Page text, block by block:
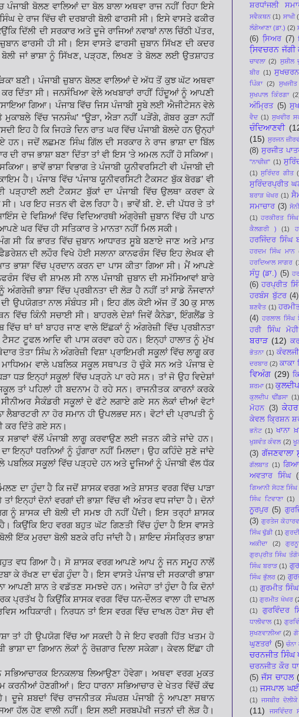
ਪੰਜਾਬੀ ਬੋਲਣ ਵਾਲਿਆਂ ਦਾ ਬੋਲ ਬਾਲਾ ਅਥਵਾ ਰਾਜ ਨਹੀਂ ਰਿਹਾ ਇਸੇ
ਦੇ ਰਾਜ ਵਿੱਚ ਵੀ ਦਰਬਾਰੀ ਬੋਲੀ ਫਾਰਸੀ ਸੀ। ਇਸੇ ਵਾਸਤੇ ਫਕੀਰ
ਦਿੱਲੀ ਦੀ ਸਰਕਾਰ ਅਤੇ ਦੂਜੇ ਰਾਜਿਆਂ ਨਵਾਬਾਂ ਨਾਲ ਚਿੱਠੀ ਪੱਤਰ,
ਫਾਰਸੀ ਹੀ ਸੀ। ਇਸ ਵਾਸਤੇ ਫਾਰਸੀ ਜ਼ੁਬਾਨ ਸਿੱਖਣ ਦੀ ਕਦਰ
ਜਾਂ ਭਾਸ਼ਾ ਨੂੰ ਸਿੱਖਣ, ਪੜ੍ਹਣ, ਲਿਖਣ ਤੇ ਬੋਲਣ ਲਈ ਉਤਸ਼ਾਹਤ
ਬਣੀ। ਪੰਜਾਬੀ ਜ਼ੁਬਾਨ ਬੋਲਣ ਵਾਲਿਆਂ ਦੇ ਅੱਧ ਤੋਂ ਕੁਝ ਘੱਟ ਅਥਵਾ
ਦਿੱਤਾ ਸੀ। ਜਨਸੰਖਿਆ ਵੇਲੇ ਅਖਬਾਰਾਂ ਰਾਹੀਂ ਹਿੰਦੂਆਂ ਨੂੰ ਆਪਣੀ
ਗਿਆ। ਪੰਜਾਬ ਵਿੱਚ ਜਿਸ ਪੰਜਾਬੀ ਸੂਬੇ ਲਈ ਐਜੀਟੇਸਨ ਵੇਲੇ
ਵਿੱਚ ‘ਜਨਸੰਘ’ “ਊੜਾ, ਐੜਾ ਨਹੀਂ ਪੜੇਂਗੇ, ਗੋਬਰ ਕੂੜਾ ਨਹੀਂ
ਇਹ ਹੈ ਕਿ ਜਿਹੜੇ ਦਿਨ ਰਾਤ ਘਰ ਵਿੱਚ ਪੰਜਾਬੀ ਬੋਲਦੇ ਹਨ ਉਨ੍ਹਾਂ
ਜਦੋਂ ਲਛਮਣ ਸਿੰਘ ਗਿੱਲ ਦੀ ਸਰਕਾਰ ਨੇ ਰਾਜ ਭਾਸ਼ਾ ਦਾ ਬਿੱਲ
ਦੀ ਰਾਜ ਭਾਸ਼ਾ ਬਣਾ ਦਿੱਤਾ ਤਾਂ ਵੀ ਇਸ ‘ਤੇ ਅਮਲ ਨਹੀਂ ਹੋ ਸਕਿਆ।
ਭਾਵੇਂ ਭਾਸ਼ਾ ਵਿਭਾਗ ਤੇ ਪੰਜਾਬੀ ਯੂਨੀਵਰਸਿਟੀ ਵੀ ਪੰਜਾਬੀ ਦੀ
ਹੈ। ਪੰਜਾਬ ਵਿੱਚ ‘ਪੰਜਾਬ ਯੂਨੀਵਰਸਿਟੀ ਟੈਕਸਟ ਬੁੱਕ ਬੋਰਡ’ ਵੀ
ਪੜ੍ਹਾਈ ਲਈ ਟੈਕਸਟ ਬੁੱਕਾਂ ਦਾ ਪੰਜਾਬੀ ਵਿੱਚ ਉਲਥਾ ਕਰਵਾ ਕੇ
ਪਰ ਇਹ ਜਤਨ ਵੀ ਫੇਲ ਰਿਹਾ ਹੈ। ਭਾਵੇਂ ਬੀ. ਏ. ਦੀ ਪੱਧਰ ਤੇ ਤਾਂ
ਦੇ ਵਿਸ਼ਿਆਂ ਵਿੱਚ ਵਿਦਿਆਰਥੀ ਅੰਗ੍ਰੇਜ਼ੀ ਜ਼ੁਬਾਨ ਵਿੱਚ ਹੀ ਪਾਠ
ਘਰ ਵਿੱਚ ਹੀ ਸਤਿਕਾਰ ਤੇ ਮਾਨਤਾ ਨਹੀਂ ਮਿਲ ਸਕੀ।
ਸੀ ਕਿ ਭਾਰਤ ਵਿੱਚ ਜ਼ੁਬਾਨ ਆਧਾਰਤ ਸੂਬੇ ਬਣਾਏ ਜਾਣ ਅਤੇ ਮਾਤ
ਦੀ ਲਹੌਰ ਵਿਖੇ ਹੋਈ ਸਲਾਨਾ ਕਾਨਫਰੰਸ ਵਿੱਚ ਇਹ ਲੇਖਕ ਵੀ
ਭਾਸ਼ਾ ਵਿੱਚ ਪ੍ਰਦਾਨ ਕਰਨ ਦਾ ਪਾਸ ਕੀਤਾ ਗਿਆ ਸੀ। ਮੈਂ ਆਪਣੇ
ਵਿੱਚ ਵੀ ਸ਼ਾਮਲ ਸੀ ਨਾਲ ਪੰਜਾਬੀ ਜ਼ੁਬਾਨ ਦੀ ਸਮੱਸਿਆਵਾਂ ਬਾਰੇ
ਭਾਸ਼ਾ ਵਿੱਚ ਪ੍ਰਬੀਨਤਾ ਦੀ ਲੋੜ ਹੈ ਨਹੀਂ ਤਾਂ ਸਾਡੇ ਨੌਜਵਾਨਾਂ
ਉਪਯੋਗਤਾ ਨਾਲ ਸੰਬੰਧਤ ਸੀ। ਇਹ ਗੱਲ ਕੋਈ ਅੱਜ ਤੋਂ 30 ਕੁ ਸਾਲ
ਵਿੱਚ ਕਿੰਨੀ ਸਚਾਈ ਸੀ। ਬਾਹਰਲੇ ਦੇਸ਼ਾਂ ਜਿਵੇਂ ਕੈਨੇਡਾ, ਇੰਗਲੈਂਡ ਤੇ
ਥਾਂ ਥਾਂ ਬਾਹਰ ਜਾਣ ਵਾਲੇ ਇੱਛਕਾਂ ਨੂੰ ਅੰਗਰੇਜ਼ੀ ਵਿੱਚ ਪ੍ਰਬੀਨਤਾ
ਟੂਫਲ ਆਦਿ ਵੀ ਪਾਸ ਕਰਵਾ ਰਹੇ ਹਨ। ਇਨ੍ਹਾਂ ਹਾਲਾਤ ਨੂੰ ਮੁੱਖ
ਤੋਤਾ ਸਿੰਘ ਨੇ ਅੰਗਰੇਜ਼ੀ ਵਿਸ਼ਾ ਪ੍ਰਾਇਮਰੀ ਸਕੂਲਾਂ ਵਿੱਚ ਲਾਗੂ ਕਰ
ਵਾਲੇ ਪਬਲਿਕ ਸਕੂਲ ਸਥਾਪਤ ਹੋ ਚੁੱਕੇ ਸਨ ਅਤੇ ਪੰਜਾਬ ਦੇ
ਧੜ ਇਨ੍ਹਾਂ ਸਕੂਲਾਂ ਵਿੱਚ ਪੜ੍ਹਨੇ ਪਾ ਰਹੇ ਸਨ। ਤਾਂ ਜੋ ਉਹ ਵਿਦੇਸ਼ਾਂ
ਤਾਂ ਪਹਿਲਾਂ ਹੀ ਬਦਨਾਮ ਹੋ ਰਹੇ ਸਨ। ਰਾਜਨੀਤਕ ਕਾਰਨਾਂ ਕਰਕੇ
ਸੈਕੰਡਰੀ ਸਕੂਲਾਂ ਦੇ ਫੱਟੇ ਲਗਾਏ ਗਏ ਸਨ ਲੋਕਾਂ ਦੀਆਂ ਵੋਟਾਂ
ਲੈਬਾਰਟਰੀ ਨਾ ਹੋਰ ਸਮਾਨ ਹੀ ਉਪਲਭਦ ਸਨ। ਵੋਟਾਂ ਦੀ ਪ੍ਰਾਪਤੀ ਨੂੰ
ਕਰ ਦਿੱਤੇ ਗਏ ਸਨ।
ਵੱਲੋਂ ਪੰਜਾਬੀ ਲਾਗੂ ਕਰਵਾਉਣ ਲਈ ਜਤਨ ਕੀਤੇ ਜਾਂਦੇ ਹਨ।
ਇਨ੍ਹਾਂ ਧਰਨਿਆਂ ਨੂੰ ਹੁੰਗਾਰਾ ਨਹੀਂ ਮਿਲਦਾ। ਉਹ ਕਹਿੰਦੇ ਸੁਣੇ ਜਾਂਦੇ
ਪਬਲਿਕ ਸਕੂਲਾਂ ਵਿੱਚ ਪੜ੍ਹਦੇ ਹਨ ਅਤੇ ਦੂਜਿਆਂ ਨੂੰ ਪੰਜਾਬੀ ਵੱਲ ਧੱਕ
ਦਾ ਹੁੰਦਾ ਹੈ ਕਿ ਜਦੋਂ ਸ਼ਾਸਕ ਵਰਗ ਅਤੇ ਸ਼ਾਸਤ ਵਰਗ ਵਿੱਚ ਪਾੜਾ
ਇਨ੍ਹਾਂ ਦੋਨਾਂ ਵਰਗਾਂ ਦੀ ਭਾਸ਼ਾ ਵਿੱਚ ਵੀ ਅੰਤਰ ਵਧ ਜਾਂਦਾ ਹੈ। ਦੋਨਾਂ
ਨੂੰ ਸ਼ਾਸਕ ਦੀ ਬੋਲੀ ਦੀ ਸਮਝ ਹੀ ਨਹੀਂ ਪੈਂਦੀ। ਇਸ ਤਰ੍ਹਾਂ ਸ਼ਾਸਕ
ਕਿਉਂਕਿ ਇਹ ਵਰਗ ਬਹੁਤ ਘੱਟ ਗਿਣਤੀ ਵਿੱਚ ਹੁੰਦਾ ਹੈ ਇਸ ਵਾਸਤੇ
ਇੱਕ ਮੁਰਦਾ ਬੋਲੀ ਬਣਕੇ ਰਹਿ ਜਾਂਦੀ ਹੈ। ਸ਼ਾਇਦ ਸੰਸਕ੍ਰਿਤ ਭਾਸ਼ਾ
ਵਧ ਗਿਆ ਹੈ। ਸੋ ਸ਼ਾਸਕ ਵਰਗ ਆਪਣੇ ਆਪ ਨੂੰ ਜਨ ਸਮੂਹ ਨਾਲੋਂ
ਰੱਖਣ ਦਾ ਢੰਗ ਹੁੰਦਾ ਹੈ। ਇਸ ਵਾਸਤੇ ਪੰਜਾਬ ਦੀ ਸਰਕਾਰੀ ਭਾਸ਼ਾ
ਆਪਣੀ ਸ਼ਾਨ ਤੇ ਵਡੱਤਣ ਸਮਝਦੇ ਹਨ। ਅਜੇਹਾ ਤਾਂ ਹੁੰਦਾ ਹੈ ਕਿ ਦੋਨਾਂ
ਪ੍ਰਤੱਖ ਹੈ ਕਿਉਂਕਿ ਸ਼ਾਸਕ ਵਰਗ ਵਿੱਚ ਧਨ-ਦੌਲਤ ਵਾਲਾ ਹੀ ਦਾਖਲ
ਅਧਿਕਾਰੀ। ਨਿਰਧਨ ਤਾਂ ਇਸ ਵਰਗ ਵਿੱਚ ਦਾਖਲ ਹੋਣਾ ਸੋਚ ਵੀ
ਤਾਂ ਹੀ ਉਪਯੋਗ ਵਿੱਚ ਆ ਸਕਦੀ ਹੈ ਜੇ ਇਹ ਵਰਗੀ ਹਿੱਤ ਖਤਮ ਹੋ
ਭਾਸ਼ਾ ਦਾ ਗਿਆਨ ਲੋਕਾਂ ਨੂੰ ਰੋਜ਼ਗਾਰ ਦਿਲਾ ਸਕੇਗਾ। ਕੇਵਲ ਇੱਛਾ ਹੀ
ਸਭਿਆਚਾਰਕ ਇਨਕਲਾਬ ਲਿਆਉਣਾ ਹੋਵੇਗਾ। ਅਥਵਾ ਵਰਗ ਮੁਕਤ
ਕਰਨੀਆਂ ਹੋਣਗੀਆਂ। ਇਹ ਧਾਰਨਾ ਸਭਿਆਚਾਰ ਦੇ ਖੇਤਰ ਵਿੱਚੋਂ ਕੱਢ
ਦੂਜੇ ਸ਼ਬਦਾਂ ਵਿੱਚ ਰਾਜਨੀਤਕ ਸੰਘਰਸ਼ ਪੰਜਾਬੀ ਨੂੰ ਆਪਣਾ ਸਥਾਨ
ਹੱਲ ਹੋਣ ਵਾਲੀ ਨਹੀਂ। ਇਸ ਲਈ ਸਰਬਪੱਖੀ ਜਤਨਾਂ ਦੀ ਲੋੜ ਹੈ।
ਸ਼ਰਧਾਂਜਲੀ
ਸਵੈਕਥਨ (1) ਸਾਖੀ
ਲੰਗੇਆਣਾ (ਡਾ.) (2)
(6) ਸਿ਼ਅਰ (7)
ਸਿ਼ਵਚਰਨ ਜੱਗੀ
ਚਾਵਲਾ (2) ਸੁਸ਼ੀਲ
ਬੀਰ (1)
ਪਿੰਕਾ (2)
ਸੁਖਪਾਲ ਕਿੰਰਗਾ
ਅੰਮ੍ਰਿਤ (5)
ਵੈਦ (1) ਸੁਖਵੀਰ
ਚੰਦਿਆਣਵੀ
(15) ਸੁਰਜਨ
(8) ਸੁਰਜੀਤ
"ਨਾਚੀਜ਼" (1)
(1) ਸੁਰਿੰਦਰ ਗੀਤ
ਸੁਰਿੰਦਰਪ੍ਰੀਤ
ਬਰਾੜ ਖੋਖਰ (1)
ਸਮਾਚਾਰ (3)
(1) ਹਰਕੀਰਤ
ਕੈਲਗਰੀ )
(1)
ਹਰਜਿੰਦਰ ਸਿੰਘ
ਹਰਦਮ ਸਿੰਘ ਮਾਨ
ਹਰਦਿਆਲ ਸਾਗਰ
ਸੰਧੂ (ਡਾ.) (5)
(6) ਹਰਪ੍ਰੀਤ
ਹਰਬੰਸ ਬੁੱਟਰ (4)
ਬਣਵੈਤ (1)
(4) ਹਰਲਾਲ ਸਿੰਘ
ਹਰੀ ਸਿੰਘ ਮੋਹੀ
ਬਰਾੜ (12)
ਭੋਤਨਾ (1)
ਦਰਬਾਰ (2) ਕਾਕਾ
ਵਿਅੰਗ (29)
ਸ਼ਰਮਾ (1)
ਕੁਲਦੀਪ ਢੀਂਡਸਾ
ਮੋਹਨ (3)
ਕੇਵਲ ਕ੍ਰਿਸ਼ਨ
ਭਨੋਟ (1) ਖਾਨਾ
ਖੁਸ਼ਵੰਤ ਕੰਵਲ (2)
(3) ਗੱਜਣਵਾਲਾ
ਗੱਲਬਾਤ (1)
ਅਵਤਾਰ ਸਿੰਘ
ਗਿਆਨੀ ਸੋਹਣ ਸਿੰਘ
ਸਿੰਘ ਟਿਵਾਣਾ (1)
ਨੂਰਪੁਰ (5)
(3) ਗੁਰਤੇਜ
ਸਿੰਘ ਢੁੱਡੀ (1)
ਅਕੀਦਾ
(2)
ਗੁਰਪ੍ਰੀਤ ਸਿੰਘ
ਸਿੰਘ ਬਰਾੜ (1)
ਸਿੰਘ ਭੁੱਲਰ (2)
(1) ਗੁਰਮੀਤ
(1) ਗੁਰਮੀਤ ਖੋਖਰ
(1)
ਗੁਰਵਿੰਦਰ
ਧਾਲੀਵਾਲ (1)
ਸੁਖਣਵਾਲ਼ੀਆ (2)
ਘੁਣਤਰਾਂ (5)
ਚਰਨਜੀਤ ਸਿੰਘ
ਚਰਨਜੀਤ ਕੌਰ
(5) ਜੱਸ ਚਾਹਲ
(1) ਜਸਪਾਲ
(1) ਜਸਬੀਰ ਦੋਲੀਕੇ
(11) ਜਸਵਿੰਦਰ